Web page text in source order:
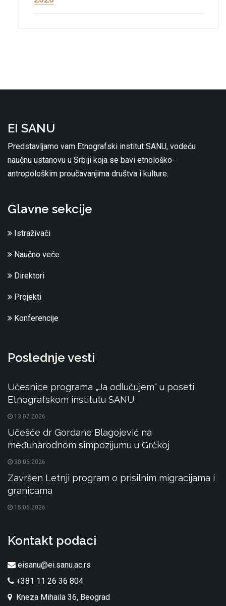
EI SANU
Predstavljamo vam Etnografski institut SANU, vodeću
naučnu ustanovu u Srbiji koja se bavi etnološko-
antropološkim proučavanjima društva i kulture.
Glavne sekcije
Istraživači
Naučno veće
Direktori
Projekti
Konferencije
Poslednje vesti
Učesnice programa „Ja odlučujem“ u poseti
Etnografskom institutu SANU
13.07.2026
Učešće dr Gordane Blagojević na
međunarodnom simpozijumu u Grčkoj
30.06.2026
Završen Letnji program o prisilnim migracijama i
granicama
15.06.2026
Kontakt podaci
eisanu@ei.sanu.ac.rs
+381 11 26 36 804
Kneza Mihaila 36, Beograd